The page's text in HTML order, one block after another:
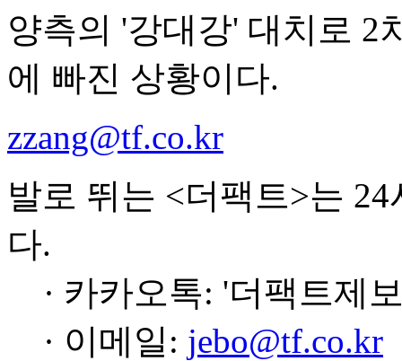
양측의 '강대강' 대치로 2
에 빠진 상황이다.
zzang@tf.co.kr
발로 뛰는 <더팩트>는
다.
· 카카오톡: '더팩트제
· 이메일: jebo@tf.co.kr